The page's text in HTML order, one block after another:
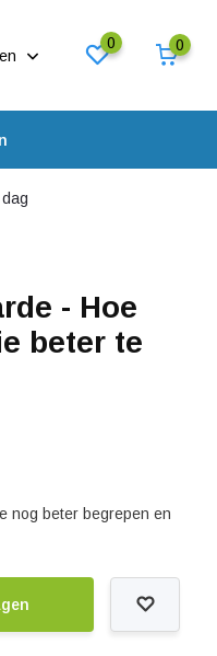
0 0
- Hoe
beter te
nog beter begrepen en